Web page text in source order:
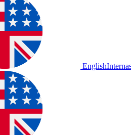
English